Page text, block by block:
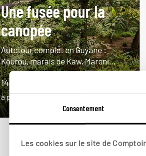
Consentement
Les cookies sur le site de
Une fusée pour la
canopée
Autotour complet en Guyane :
Kourou, marais de Kaw, Maroni…
14 jours / 12 nuits
à partir de 3400€